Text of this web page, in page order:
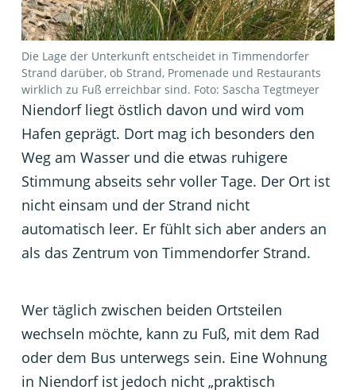
Die Lage der Unterkunft entscheidet in Timmendorfer
Strand darüber, ob Strand, Promenade und Restaurants
wirklich zu Fuß erreichbar sind. Foto: Sascha Tegtmeyer
Niendorf liegt östlich davon und wird vom
Hafen geprägt. Dort mag ich besonders den
Weg am Wasser und die etwas ruhigere
Stimmung abseits sehr voller Tage. Der Ort ist
nicht einsam und der Strand nicht
automatisch leer. Er fühlt sich aber anders an
als das Zentrum von Timmendorfer Strand.
Wer täglich zwischen beiden Ortsteilen
wechseln möchte, kann zu Fuß, mit dem Rad
oder dem Bus unterwegs sein. Eine Wohnung
in Niendorf ist jedoch nicht „praktisch